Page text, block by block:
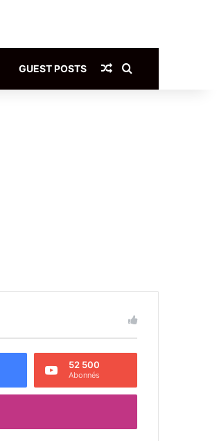
GUEST POSTS Article Aléatoire
52 500
Abonnés